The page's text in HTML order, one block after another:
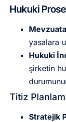
Hukuki
yasalara
Hukuki
şirketin
Titiz
Stratejik